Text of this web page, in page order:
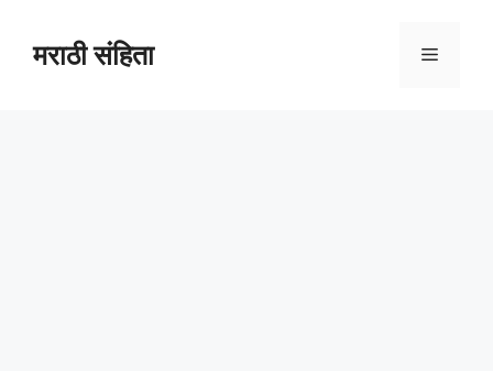
contentमराठी संहिता Menu